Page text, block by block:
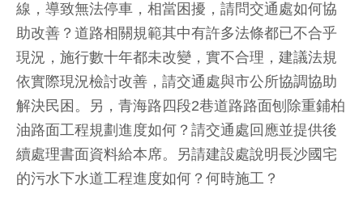
線，導致無法停車，相當困擾，請問交通處如何協
助改善？道路相關規範其中有許多法條都已不合乎
現況，施行數十年都未改變，實不合理，建議法規
依實際現況檢討改善，請交通處與市公所協調協助
解決民困。另，青海路四段2巷道路路面刨除重鋪柏
油路面工程規劃進度如何？請交通處回應並提供後
續處理書面資料給本席。另請建設處說明長沙國宅
的污水下水道工程進度如何？何時施工？